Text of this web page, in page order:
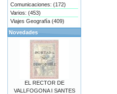
Comunicaciones: (172)
Varios: (453)
Viajes Geografía (409)
Novedades
EL RECTOR DE
VALLFOGONA I SANTES